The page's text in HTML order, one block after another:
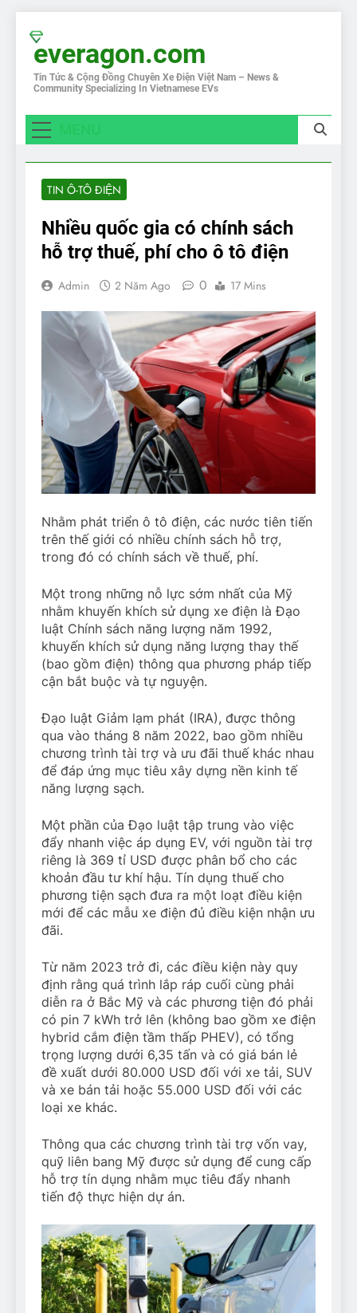
content
everagon.com
Tin Tức & Cộng Đồng Chuyên Xe Điện Việt Nam – News &
Community Specializing In Vietnamese EVs
TIN Ô-TÔ ĐIỆN
Nhiều quốc gia có chính sách
hỗ trợ thuế, phí cho ô tô điện
Admin 2 Năm Ago 0 17 Mins
Nhằm phát triển ô tô điện, các nước tiên tiến
trên thế giới có nhiều chính sách hỗ trợ,
trong đó có chính sách về thuế, phí.
Một trong những nỗ lực sớm nhất của Mỹ
nhằm khuyến khích sử dụng xe điện là Đạo
luật Chính sách năng lượng năm 1992,
khuyến khích sử dụng năng lượng thay thế
(bao gồm điện) thông qua phương pháp tiếp
cận bắt buộc và tự nguyện.
Đạo luật Giảm lạm phát (IRA), được thông
qua vào tháng 8 năm 2022, bao gồm nhiều
chương trình tài trợ và ưu đãi thuế khác nhau
để đáp ứng mục tiêu xây dựng nền kinh tế
năng lượng sạch.
Một phần của Đạo luật tập trung vào việc
đẩy nhanh việc áp dụng EV, với nguồn tài trợ
riêng là 369 tỉ USD được phân bổ cho các
khoản đầu tư khí hậu. Tín dụng thuế cho
phương tiện sạch đưa ra một loạt điều kiện
mới để các mẫu xe điện đủ điều kiện nhận ưu
đãi.
Từ năm 2023 trở đi, các điều kiện này quy
định rằng quá trình lắp ráp cuối cùng phải
diễn ra ở Bắc Mỹ và các phương tiện đó phải
có pin 7 kWh trở lên (không bao gồm xe điện
hybrid cắm điện tầm thấp PHEV), có tổng
trọng lượng dưới 6,35 tấn và có giá bán lẻ
đề xuất dưới 80.000 USD đối với xe tải, SUV
và xe bán tải hoặc 55.000 USD đối với các
loại xe khác.
Thông qua các chương trình tài trợ vốn vay,
quỹ liên bang Mỹ được sử dụng để cung cấp
hỗ trợ tín dụng nhằm mục tiêu đẩy nhanh
tiến độ thực hiện dự án.